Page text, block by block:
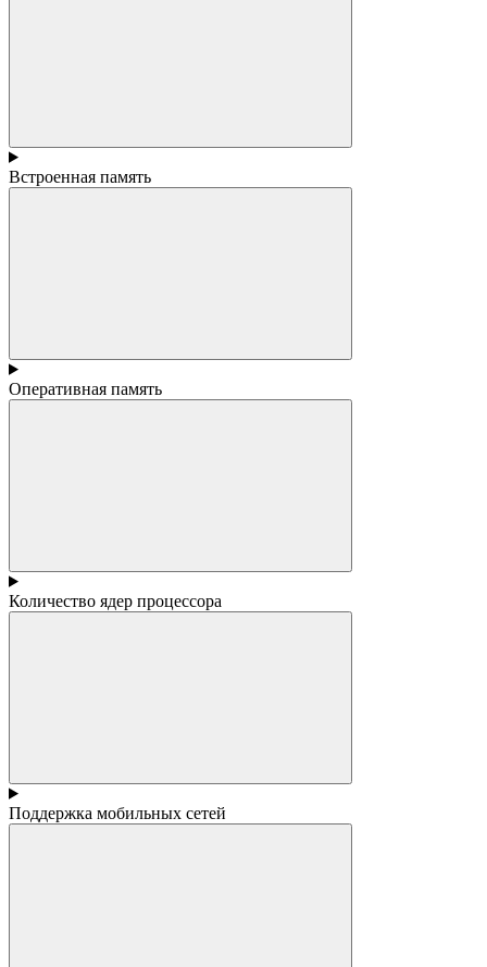
Встроенная память
Оперативная память
Количество ядер процессора
Поддержка мобильных сетей